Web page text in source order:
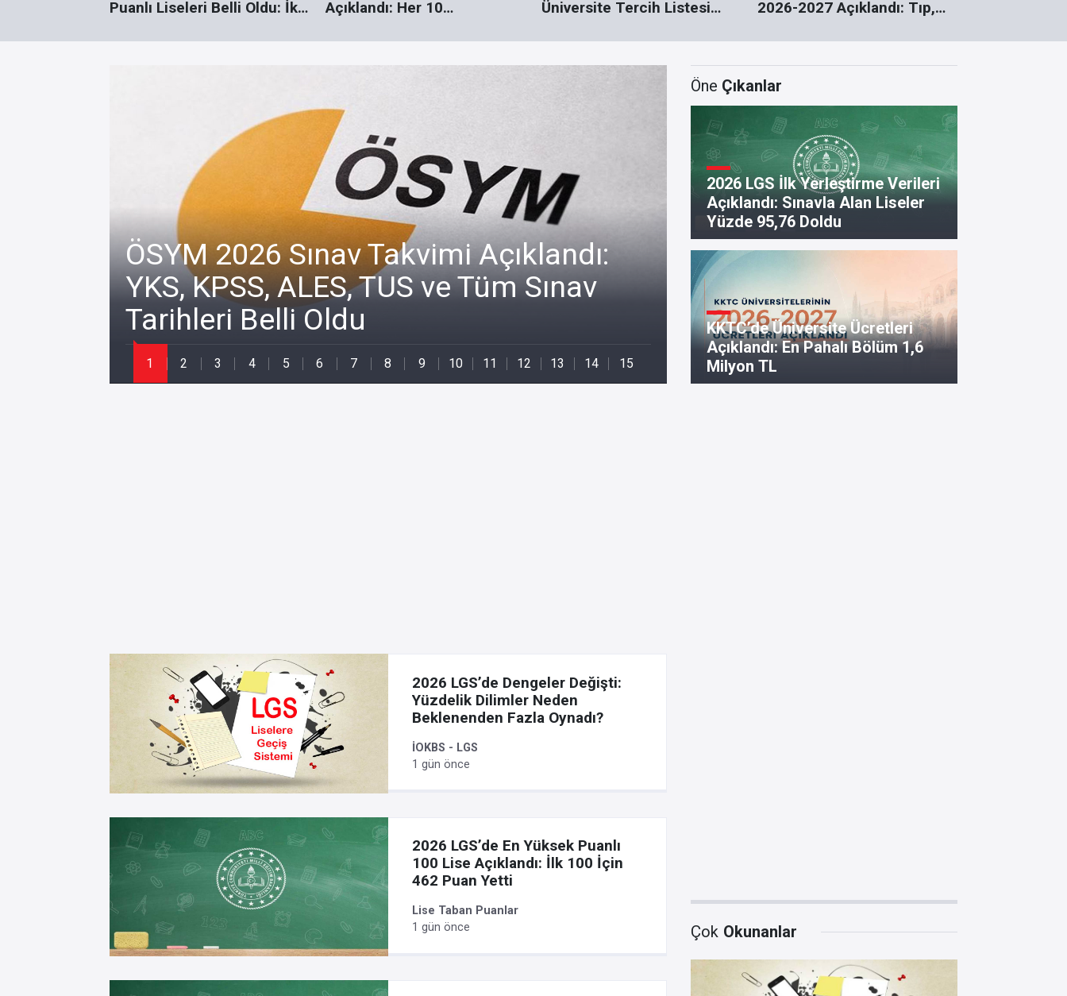
Puanlı Liseleri Belli Oldu: İki
Açıklandı: Her 10
Üniversite Tercih Listesi
2026-2027 Açıklandı: Tıp,
ÖSYM 2026 Sınav Takvimi Açıklandı:
YKS, KPSS, ALES, TUS ve Tüm Sınav
Tarihleri Belli Oldu
2025-2026 Eğitim Öğretim
Açıklandı
Öne Çıkanlar
2026 LGS İlk Yerleştirme Verileri
Açıklandı: Sınavla Alan Liseler
Yüzde 95,76 Doldu
KKTC’de Üniversite Ücretleri
Açıklandı: En Pahalı Bölüm 1,6
Milyon TL
2026 LGS’de Dengeler Değişti:
Yüzdelik Dilimler Neden
Beklenenden Fazla Oynadı?
İOKBS - LGS
1 gün önce
2026 LGS’de En Yüksek Puanlı
100 Lise Açıklandı: İlk 100 İçin
462 Puan Yetti
Lise Taban Puanlar
1 gün önce
Çok Okunanlar